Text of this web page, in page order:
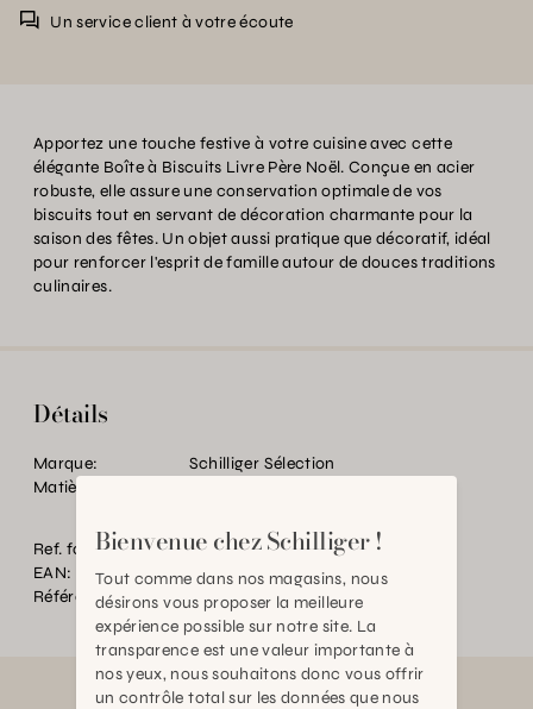
Un service client à votre écoute
Apportez une touche festive à votre cuisine avec cette
élégante Boîte à Biscuits Livre Père Noël. Conçue en acier
robuste, elle assure une conservation optimale de vos
biscuits tout en servant de décoration charmante pour la
saison des fêtes. Un objet aussi pratique que décoratif, idéal
pour renforcer l'esprit de famille autour de douces traditions
culinaires.
Détails
Marque:
Schilliger Sélection
Matière:
Ref. fournisseur:
002.189
EAN:
2000000603979
Référence:
BT.P91283.0000.0000.0000
Bienvenue chez Schilliger !
Tout comme dans nos magasins, nous
désirons vous proposer la meilleure
expérience possible sur notre site. La
transparence est une valeur importante à
nos yeux, nous souhaitons donc vous offrir
un contrôle total sur les données que nous